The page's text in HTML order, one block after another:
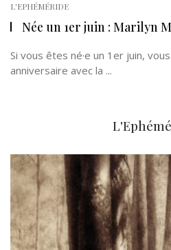
L'EPHÉMÉRIDE
Née un 1er juin : Marilyn
Si vous êtes né·e un 1er juin,
anniversaire avec la ...